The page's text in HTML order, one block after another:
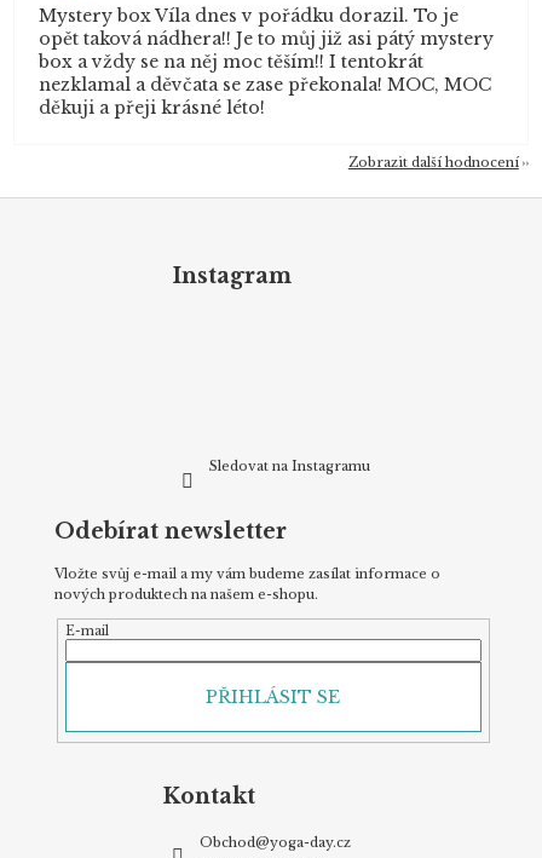
Mystery box Víla dnes v pořádku dorazil. To je
opět taková nádhera!! Je to můj již asi pátý mystery
box a vždy se na něj moc těším!! I tentokrát
nezklamal a děvčata se zase překonala! MOC, MOC
děkuji a přeji krásné léto!
Zobrazit další hodnocení
Instagram
Sledovat na Instagramu
Odebírat newsletter
Vložte svůj e-mail a my vám budeme zasílat informace o
nových produktech na našem e-shopu.
E-mail
PŘIHLÁSIT SE
Kontakt
Obchod@yoga-day.cz